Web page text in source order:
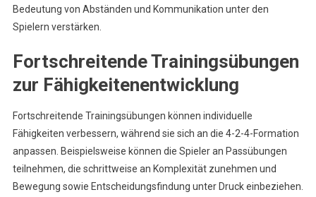
Bedeutung von Abständen und Kommunikation unter den
Spielern verstärken.
Fortschreitende Trainingsübungen
zur Fähigkeitenentwicklung
Fortschreitende Trainingsübungen können individuelle
Fähigkeiten verbessern, während sie sich an die 4-2-4-Formation
anpassen. Beispielsweise können die Spieler an Passübungen
teilnehmen, die schrittweise an Komplexität zunehmen und
Bewegung sowie Entscheidungsfindung unter Druck einbeziehen.